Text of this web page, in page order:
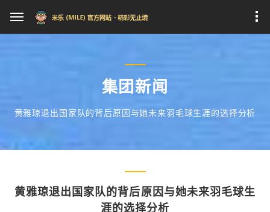
集团新闻
黄雅琼退出国家队的背后原因与她未来羽毛球生涯的选择分析
黄雅琼退出国家队的背后原因与她未来羽毛球生
涯的选择分析